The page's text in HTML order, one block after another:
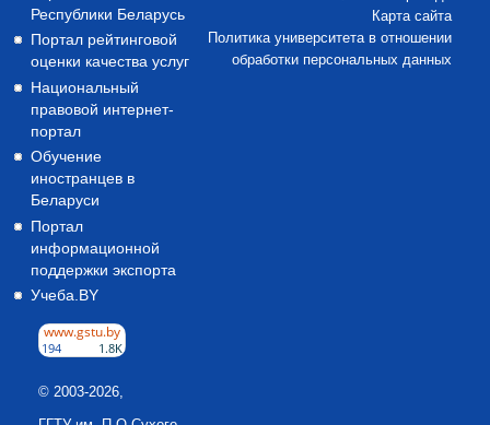
Республики Беларусь
Портал рейтинговой
оценки качества услуг
Национальный
правовой интернет-
портал
Обучение
иностранцев в
Беларуси
Портал
информационной
поддержки экспорта
Учеба.BY
© 2003-2026,
Карта сайта
Политика университета в отношении
обработки персональных данных